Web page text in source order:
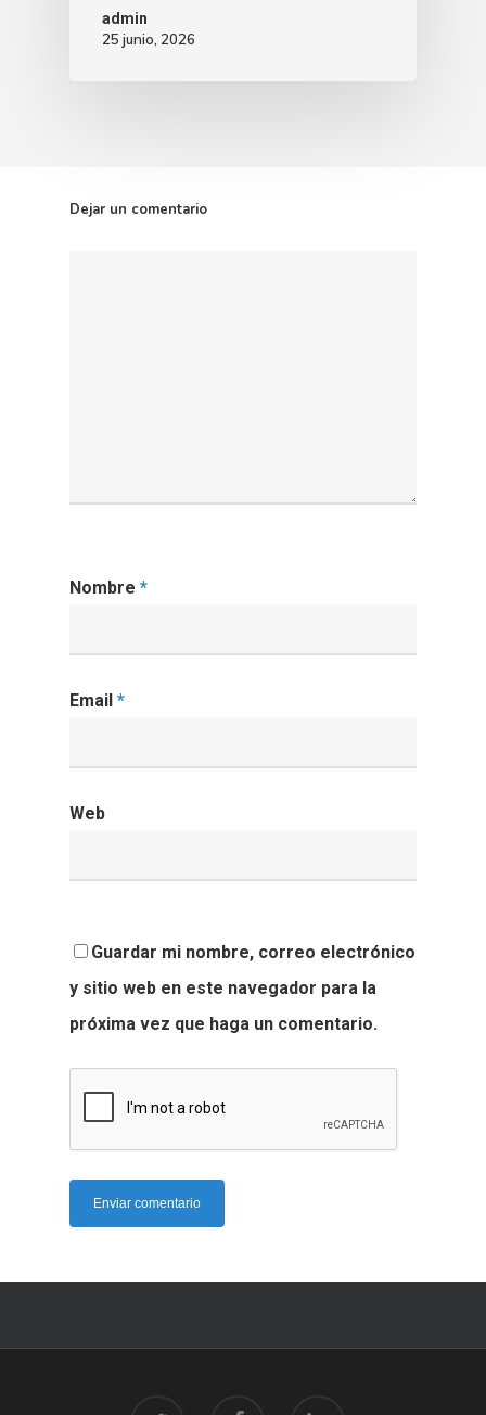
admin
25 junio, 2026
Dejar un comentario
Nombre *
Email *
Web
Guardar mi nombre, correo electrónico
y sitio web en este navegador para la
próxima vez que haga un comentario.